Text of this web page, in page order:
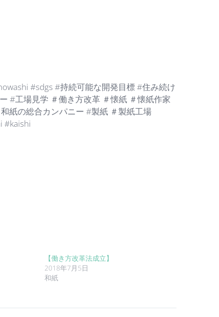
#sdgs #持続可能な開発目標 #住み続け
#工場見学 ＃働き方改革 ＃懐紙 ＃懐紙作家
紙の総合カンパニー #製紙 ＃製紙工場
#kaishi
【働き方改革法成立】
2018年7月5日
和紙